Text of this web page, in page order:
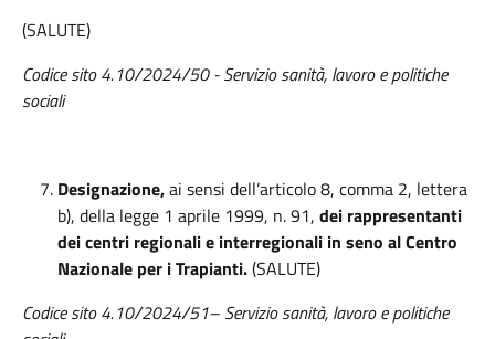
(SALUTE)
Codice sito 4.10/2024/50 -Servizio sanità, lavoro e politiche
sociali
Designazione,ai sensi dell’articolo 8, comma 2, lettera
b), della legge 1 aprile 1999, n. 91, dei rappresentanti
dei centri regionali e interregionali in seno al Centro
Nazionale per i Trapianti.(SALUTE)
Codice sito 4.10/2024/51– Servizio sanità, lavoro e politiche